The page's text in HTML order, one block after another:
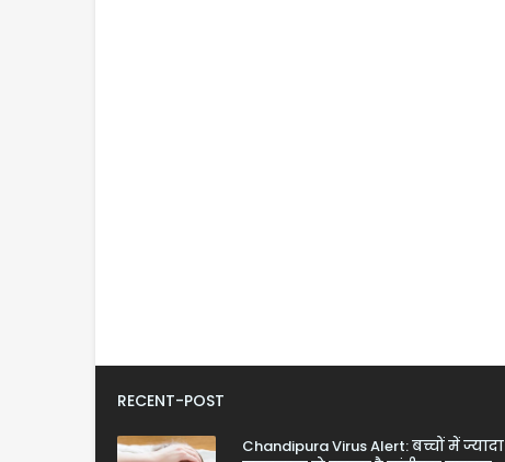
RECENT-POST
Chandipura Virus Alert: बच्चों में ज्यादा